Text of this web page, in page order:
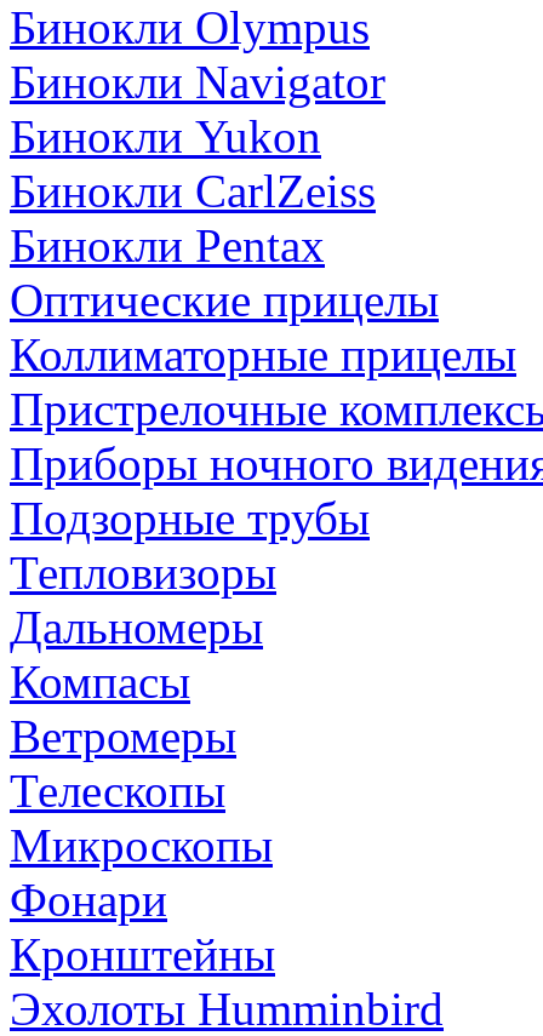
Бинокли Olympus
Бинокли Navigator
Бинокли Yukon
Бинокли CarlZeiss
Бинокли Pentax
Оптические прицелы
Коллиматорные прицелы
Пристрелочные
Приборы ночного
Подзорные трубы
Тепловизоры
Дальномеры
Компасы
Ветромеры
Телескопы
Микроскопы
Фонари
Кронштейны
Эхолоты Humminbird